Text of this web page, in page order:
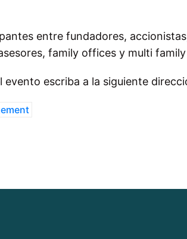
entre fundadores,
family offices y multi
escriba a la siguiente